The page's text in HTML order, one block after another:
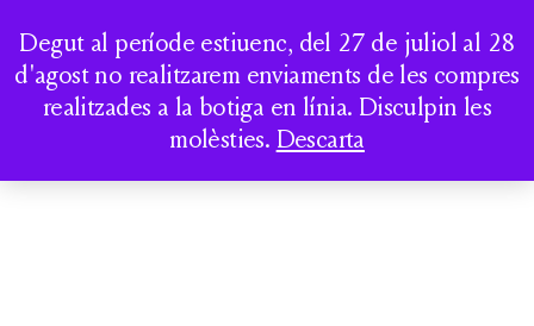
COMPTE
Degut al període estiuenc, del 27 de juliol al 28
d'agost no realitzarem enviaments de les compres
realitzades a la botiga en línia. Disculpin les
molèsties. Descarta